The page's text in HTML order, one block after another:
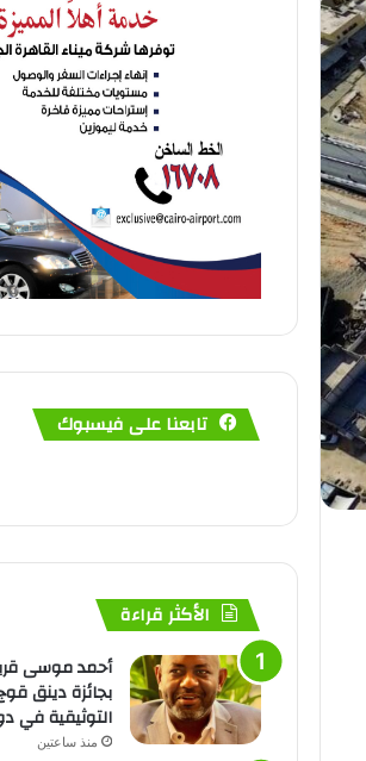
تابعنا على فيسبوك
الأكثر قراءة
أحمد موسى
بجائزة دينق
التوثيقية في
منذ ساعتين